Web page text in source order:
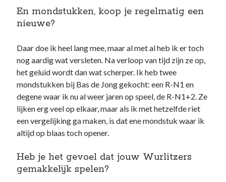
En mondstukken, koop je regelmatig een
nieuwe?
Daar doe ik heel lang mee, maar al met al heb ik er toch
nog aardig wat versleten. Na verloop van tijd zijn ze op,
het geluid wordt dan wat scherper. Ik heb twee
mondstukken bij Bas de Jong gekocht: een R-N1 en
degene waar ik nu al weer jaren op speel, de R-N1+2. Ze
lijken erg veel op elkaar, maar als ik met hetzelfde riet
een vergelijking ga maken, is dat ene mondstuk waar ik
altijd op blaas toch opener.
Heb je het gevoel dat jouw Wurlitzers
gemakkelijk spelen?